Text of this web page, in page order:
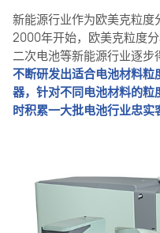
新能源行业作为欧美克粒度
2000年开始，欧美克粒度
二次电池等新能源行业逐步
不断研发出适合电池材料
器，针对不同电池材料的
时积累一大批电池行业忠实